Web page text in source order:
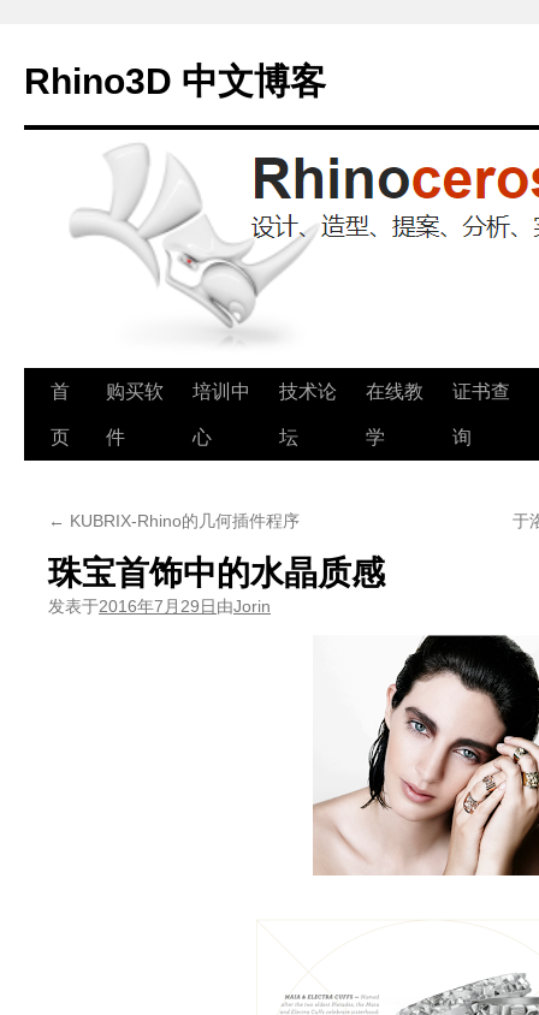
Rhino3D 中文博客
跳
至
首
页
购买软
件
培训中
心
技术论
坛
在线教
学
证书查
询
← KUBRIX-Rhino的几何插件程序 于
珠宝首饰中的水晶质感
发表于2016年7月29日由Jorin